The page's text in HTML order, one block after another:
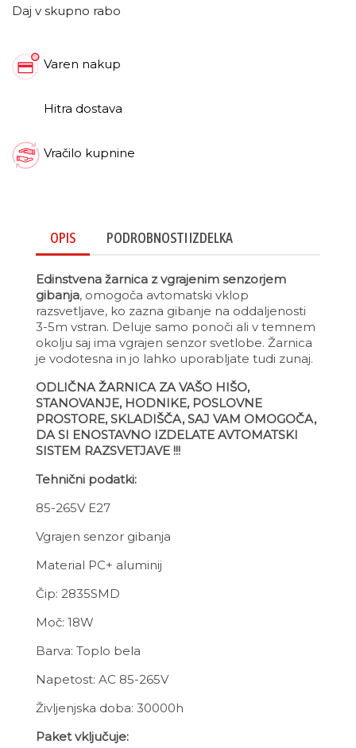
Daj v skupno rabo
Varen nakup
Hitra dostava
Vračilo kupnine
OPIS PODROBNOSTI IZDELKA
Edinstvena žarnica z vgrajenim senzorjem
gibanja, omogoča avtomatski vklop
razsvetljave, ko zazna gibanje na oddaljenosti
3-5m vstran. Deluje samo ponoči ali v temnem
okolju saj ima vgrajen senzor svetlobe. Žarnica
je vodotesna in jo lahko uporabljate tudi zunaj.
ODLIČNA ŽARNICA ZA VAŠO HIŠO,
STANOVANJE, HODNIKE, POSLOVNE
PROSTORE, SKLADIŠČA, SAJ VAM OMOGOČA,
DA SI ENOSTAVNO IZDELATE AVTOMATSKI
SISTEM RAZSVETJAVE !!!
Tehnični podatki:
85-265V E27
Vgrajen senzor gibanja
Material PC+ aluminij
Čip: 2835SMD
Moč: 18W
Barva: Toplo bela
Napetost: AC 85-265V
Življenjska doba: 30000h
Paket vključuje: